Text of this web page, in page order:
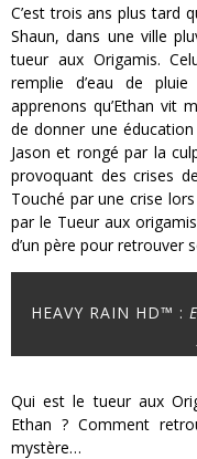
C’est trois ans plus tard
Shaun, dans une ville
tueur aux Origamis.
remplie d’eau de
apprenons qu’Ethan vit
de donner une
Jason et rongé par la
provoquant des crises
Touché par une crise
par le Tueur aux
d’un père pour retrouver
HEAVY RAIN HD™ :
Qui est le tueur aux
Ethan ? Comment
mystère…